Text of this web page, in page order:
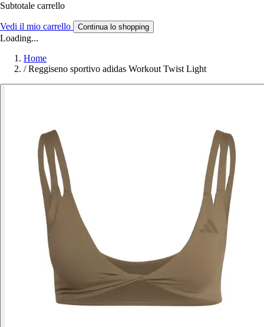
Subtotale carrello
Vedi il mio carrello Continua lo shopping
Loading...
Home
/ Reggiseno sportivo adidas Workout Twist Light